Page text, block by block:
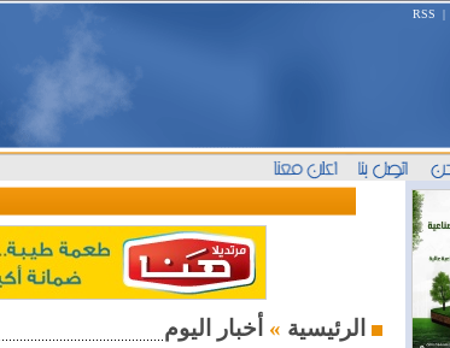
|
RSS
الرئيسية »